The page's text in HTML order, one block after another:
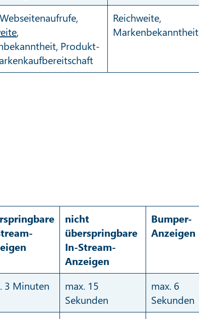
,
Produkt-
Reichweite,
Markenbekanntheit
nicht
überspringbare
In-Stream-
Anzeigen
Bumper-
Anzeigen
3 Minuten
max. 15
Sekunden
max. 6
Sekunden